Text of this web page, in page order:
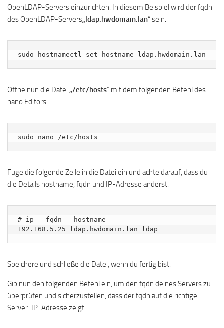
OpenLDAP-Servers einzurichten. In diesem Beispiel wird der fqdn
des OpenLDAP-Servers„ldap.hwdomain.lan“ sein.
sudo hostnamectl set-hostname ldap.hwdomain.lan
Öffne nun die Datei „/etc/hosts“ mit dem folgenden Befehl des
nano Editors.
sudo nano /etc/hosts
Füge die folgende Zeile in die Datei ein und achte darauf, dass du
die Details hostname, fqdn und IP-Adresse änderst.
# ip - fqdn - hostname
192.168.5.25 ldap.hwdomain.lan ldap
Speichere und schließe die Datei, wenn du fertig bist.
Gib nun den folgenden Befehl ein, um den fqdn deines Servers zu
überprüfen und sicherzustellen, dass der fqdn auf die richtige
Server-IP-Adresse zeigt.